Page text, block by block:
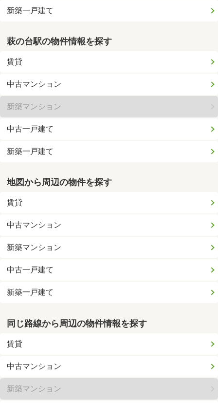
新築一戸建て
萩の台駅の物件情報を探す
賃貸
中古マンション
新築マンション
中古一戸建て
新築一戸建て
地図から周辺の物件を探す
賃貸
中古マンション
新築マンション
中古一戸建て
新築一戸建て
同じ路線から周辺の物件情報を探す
賃貸
中古マンション
新築マンション